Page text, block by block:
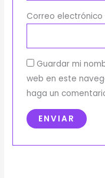
Correo electrónico
Guardar mi
web en este
haga un